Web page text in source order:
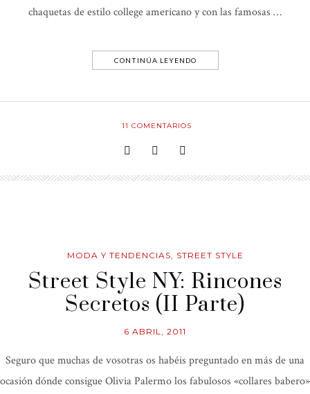
chaquetas de estilo college americano y con las famosas …
CONTINÚA LEYENDO
11 COMENTARIOS
MODA Y TENDENCIAS, STREET STYLE
Street Style NY: Rincones
Secretos (II Parte)
6 ABRIL, 2011
Seguro que muchas de vosotras os habéis preguntado en más de una
ocasión dónde consigue Olivia Palermo los fabulosos «collares babero»